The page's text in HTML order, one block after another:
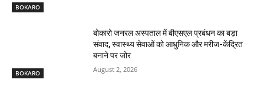
BOKARO
BOKARO
बोकारो जनरल अस्पताल में बीएसएल प्रबंधन का बड़ा
संवाद, स्वास्थ्य सेवाओं को आधुनिक और मरीज-केंद्रित
बनाने पर जोर
August 2, 2026